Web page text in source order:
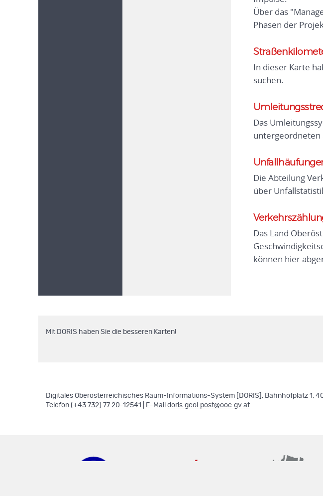
Über das
Phasen der
In dieser Karte
suchen.
Das
untergeordneten
Die Abteilung
über
Das Land
können hier
Mit DORIS haben Sie die besseren Karten!
Digitales Oberösterreichisches Raum-Informations-System [DORIS], Bahnhofplatz 1,
Telefon (+43 732) 77 20-12541 | E-Mail doris.geol.post@ooe.gv.at